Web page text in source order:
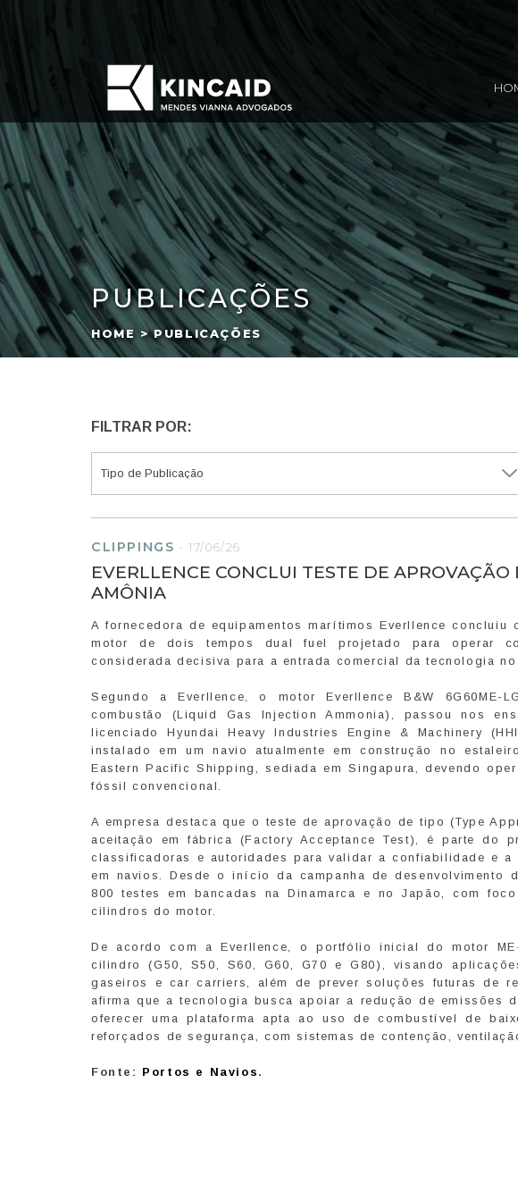
PUBLICAÇÕES
HOME > PUBLICAÇÕES
FILTRAR POR:
CLIPPINGS -17/06/26
EVERLLENCE CONCLUI TESTE DE
AMÔNIA
A fornecedora de equipamentos marítimos Everllence
motor de dois tempos dual fuel projetado para operar
considerada decisiva para a entrada comercial da tecnologia
Segundo a Everllence, o motor Everllence B&W
combustão (Liquid Gas Injection Ammonia), passou nos
licenciado Hyundai Heavy Industries Engine & Machinery
instalado em um navio atualmente em construção no
Eastern Pacific Shipping, sediada em Singapura, devendo
fóssil convencional.
A empresa destaca que o teste de aprovação de tipo (Type
aceitação em fábrica (Factory Acceptance Test), é parte do
classificadoras e autoridades para validar a confiabilidade e
em navios. Desde o início da campanha de desenvolvimento
800 testes em bancadas na Dinamarca e no Japão, com
cilindros do motor.
De acordo com a Everllence, o portfólio inicial do motor
cilindro (G50, S50, S60, G60, G70 e G80), visando
gaseiros e car carriers, além de prever soluções futuras de
afirma que a tecnologia busca apoiar a redução de emissões
oferecer uma plataforma apta ao uso de combustível de
reforçados de segurança, com sistemas de contenção,
Fonte: Portos e Navios .